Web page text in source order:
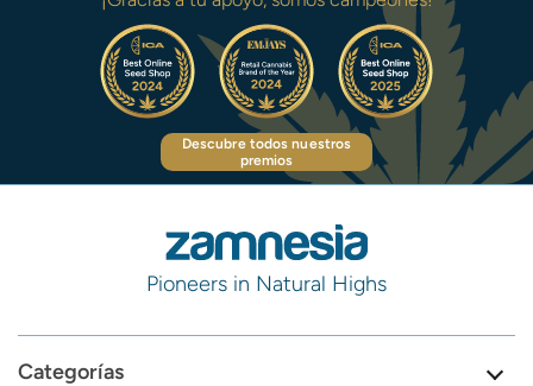
Descubre todos nuestros
premios
Pioneers in Natural Highs
Categorías